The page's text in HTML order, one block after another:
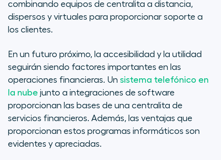
combinando equipos de centralita a distancia,
dispersos y virtuales para proporcionar soporte a
los clientes.
En un futuro próximo, la accesibilidad y la utilidad
seguirán siendo factores importantes en las
operaciones financieras. Un sistema telefónico en
la nube junto a integraciones de software
proporcionan las bases de una centralita de
servicios financieros. Además, las ventajas que
proporcionan estos programas informáticos son
evidentes y apreciadas.